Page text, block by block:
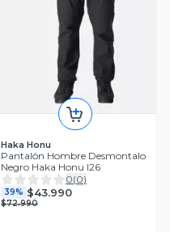
Haka Honu
Pantalón Hombre Desmontalo
Negro Haka Honu I26
0(0)
39% $43.990
$72.990